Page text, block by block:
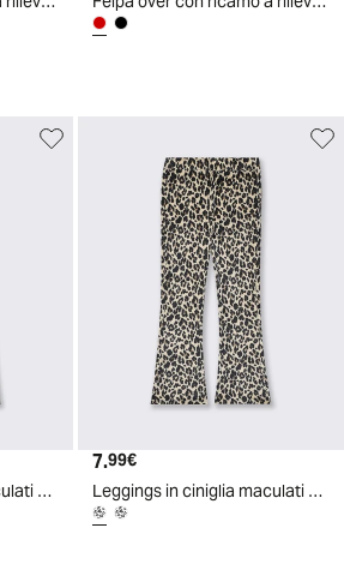
Leggings in ciniglia maculati e a zampa - Tigrato
Prezzo attuale
7.99€
Leggings in ciniglia maculati e a zampa - Maculato